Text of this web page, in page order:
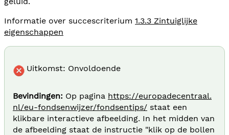
Informatie over succescriterium 1.3.3 Zintuiglijke
eigenschappen
Uitkomst: Onvoldoende
Bevindingen: Op pagina https://europadecentraal.
nl/eu-fondsenwijzer/fondsentips/ staat een
klikbare interactieve afbeelding. In het midden van
de afbeelding staat de instructie "klik op de bollen